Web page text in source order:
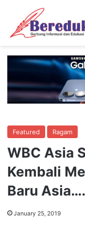
Featured Ragam
WBC Asia
Kembali
Baru
January 25, 2019